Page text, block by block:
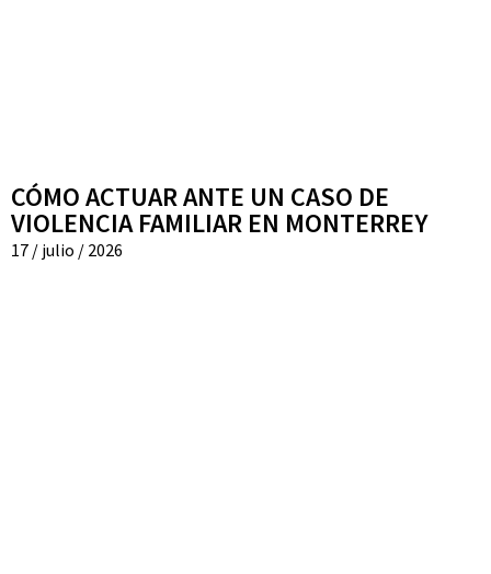
CÓMO ACTUAR ANTE UN CASO DE
VIOLENCIA FAMILIAR EN MONTERREY
17 / julio / 2026